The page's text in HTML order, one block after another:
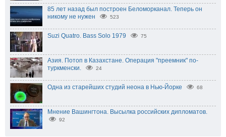
85 лет назад был построен Беломорканал. Теперь он
никому не нужен
523
Suzi Quatro. Bass Solo 1979 75
Азия. Потоп в Казахстане. Операция "преемник" по-
туркменски.
24
Одна из старейших студий неона в Нью-Йорке 68
Мнение Вашингтона. Высылка российских дипломатов.
92